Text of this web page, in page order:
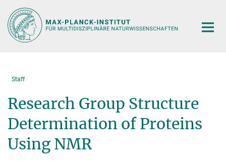
Hauptinhalt
Staff
Research Group Structure
Determination of Proteins
Using NMR